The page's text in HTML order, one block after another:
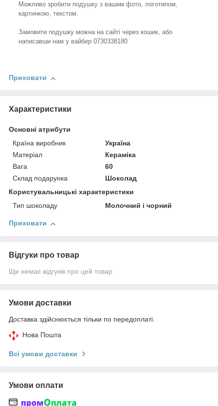
Можливо зробити подушку з вашим фото, логотипом,
картинкою, текстом.
Замовити подушку можна на сайті через кошик, або
написавши нам у вайбер 0730338180
Приховати
Характеристики
Основні атрибути
Країна виробник
Україна
Матеріал
Кераміка
Вага
60
Склад подарунка
Шоколад
Користувальницькі характеристики
Тип шоколаду
Молочний і чорний
Приховати
Відгуки про товар
Ще немає відгуків про цей товар
Умови доставки
Доставка здійснюється тільки по передоплаті.
Нова Пошта
Всі умови доставки
Умови оплати